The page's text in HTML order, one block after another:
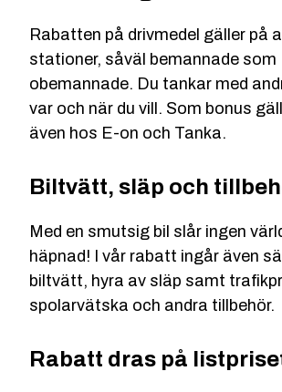
Rabatten på drivmedel gäller på
stationer, såväl bemannade som
obemannade. Du tankar med
var och när du vill. Som bonus
även hos E-on och Tanka.
Biltvätt, släp och
Med en smutsig bil slår ingen
häpnad! I vår rabatt ingår även
biltvätt, hyra av släp samt
spolarvätska och andra tillbehör.
Rabatt dras på